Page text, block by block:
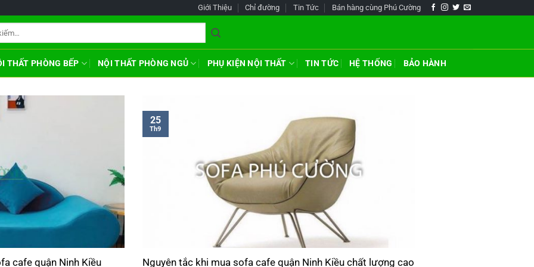
Giới Thiệu Chỉ đường Tin Tức Bán hàng cùng Phú Cường
THẤT PHÒNG BẾP NỘI THẤT PHÒNG NGỦ PHỤ KIỆN NỘI THẤT TIN TỨC HỆ THỐNG BẢO HÀNH
cafe quận Ninh Kiều Nguyên tắc khi mua sofa cafe quận Ninh Kiều chất lượng cao
25
Th9